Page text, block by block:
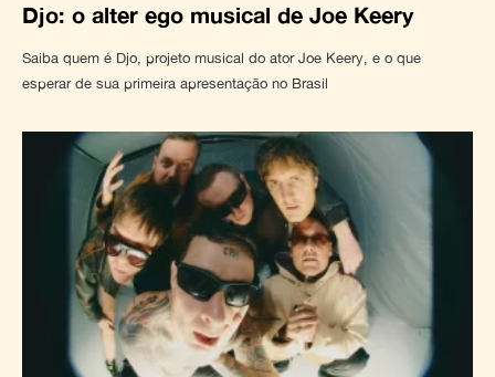
Djo: o alter ego musical de Joe Keery
Saiba quem é Djo, projeto musical do ator Joe Keery, e o que
esperar de sua primeira apresentação no Brasil